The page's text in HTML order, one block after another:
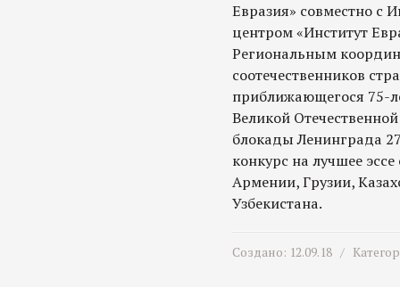
Евразия» совместно с
центром «Институт
Региональным
соотечественников
приближающегося 75-
Великой
блокады Ленинграда
конкурс на лучшее
Армении, Грузии,
Узбекистана.
Создано: 12.09.18 /